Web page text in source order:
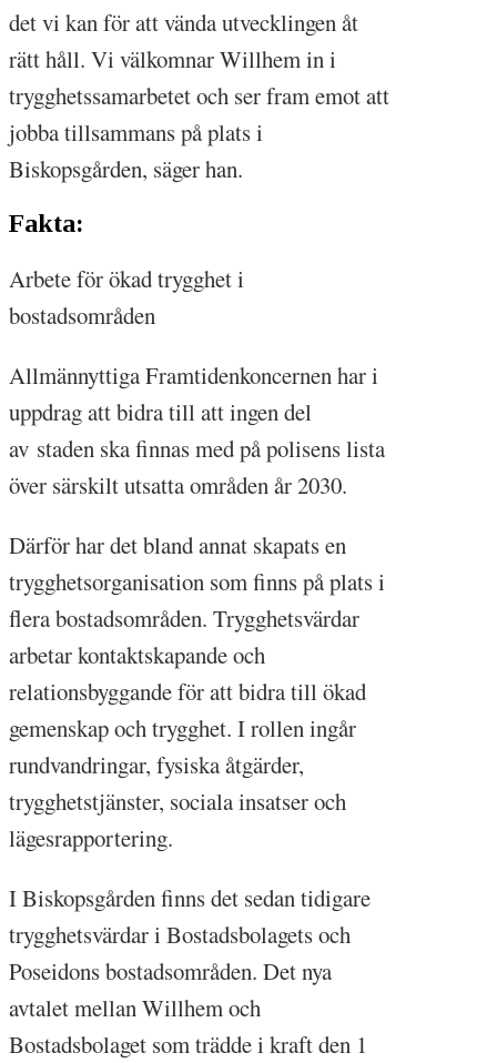
det vi kan för att vända utvecklingen åt
rätt håll. Vi välkomnar Willhem in i
trygghetssamarbetet och ser fram emot att
jobba tillsammans på plats i
Biskopsgården, säger han.
Fakta:
Arbete för ökad trygghet i
bostadsområden
Allmännyttiga Framtidenkoncernen har i
uppdrag att bidra till att ingen del
av staden ska finnas med på polisens lista
över särskilt utsatta områden år 2030.
Därför har det bland annat skapats en
trygghetsorganisation som finns på plats i
flera bostadsområden. Trygghetsvärdar
arbetar kontaktskapande och
relationsbyggande för att bidra till ökad
gemenskap och trygghet. I rollen ingår
rundvandringar, fysiska åtgärder,
trygghetstjänster, sociala insatser och
lägesrapportering.
I Biskopsgården finns det sedan tidigare
trygghetsvärdar i Bostadsbolagets och
Poseidons bostadsområden. Det nya
avtalet mellan Willhem och
Bostadsbolaget som trädde i kraft den 1